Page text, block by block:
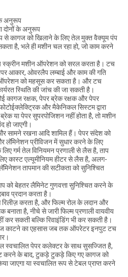
के अनुरूप
दोनों के अनुरूप
से कागज को खिलाने के लिए तेल मुक्त वैक्यूम पंप
है, भले ही मशीन चल रहा हो, जो काम करने
मशीन ऑपरेशन को सरल करता है। टच
आकार, ओवरलैप लम्बाई और काम की गति
ऑपरेशन को महसूस कर सकता है। और टच
स्थिति की जांच की जा सकती है।
कागज रक्षक, पेपर ब्रेक रक्षक और पेपर
और मैकेनिकल सिस्टम द्वारा
या पेपर सुपरपोजिशन नहीं होता है, तो मशीन
हो जाएगी।
सामने रखना आदि शामिल हैं। पेपर संदेश को
प्रीविजन में सुधार करने के लिए
लिए गर्म तेल विनियमन प्रणाली से लैस है, ताप
कास्ट एल्यूमीनियम हीटर से लैस है, अलग-
तापमान की सटीकता को सुनिश्चित
को बेहतर लैमिनेट गुणवत्ता सुनिश्चित करने के
प्रदान करता है।
रिलीज़ करता है, और फिल्म रोल के लदान और
है, नीचे से जारी फिल्म प्रणाली वायवीय
कर सकती बल्कि रिवाइंडिंग भी कर सकती है।
काटने का एहसास जब तक ऑपरेटर इनपुट टच
स्वचालित पेपर कलेक्टर के साथ सुसज्जित है,
करने के बाद, टुकड़े टुकड़े किए गए कागज को
जाएगा या स्वचालित रूप से टेबल प्राप्त करने